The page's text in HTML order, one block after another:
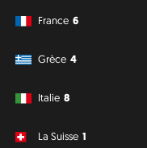
France 6
Grèce 4
Italie 8
La Suisse 1